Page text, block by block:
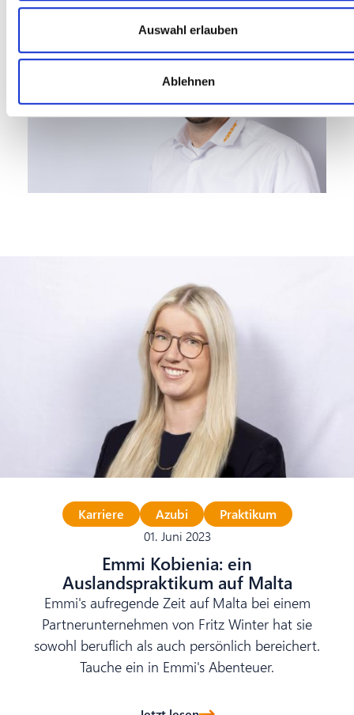
Auswahl erlauben
Ablehnen
Karriere Azubi
Praktikum
01. Juni 2023
Emmi Kobienia: ein
Auslandspraktikum auf Malta
Emmi's aufregende Zeit auf Malta bei einem
Partnerunternehmen von Fritz Winter hat sie
sowohl beruflich als auch persönlich bereichert.
Tauche ein in Emmi's Abenteuer.